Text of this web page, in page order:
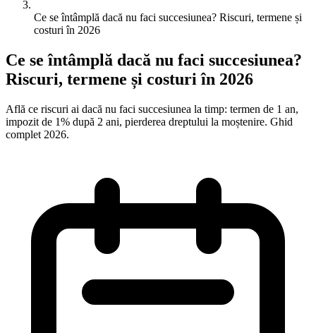
Ce se întâmplă dacă nu faci succesiunea? Riscuri, termene și
costuri în 2026
Ce se întâmplă dacă nu faci succesiunea?
Riscuri, termene și costuri în 2026
Află ce riscuri ai dacă nu faci succesiunea la timp: termen de 1 an,
impozit de 1% după 2 ani, pierderea dreptului la moștenire. Ghid
complet 2026.